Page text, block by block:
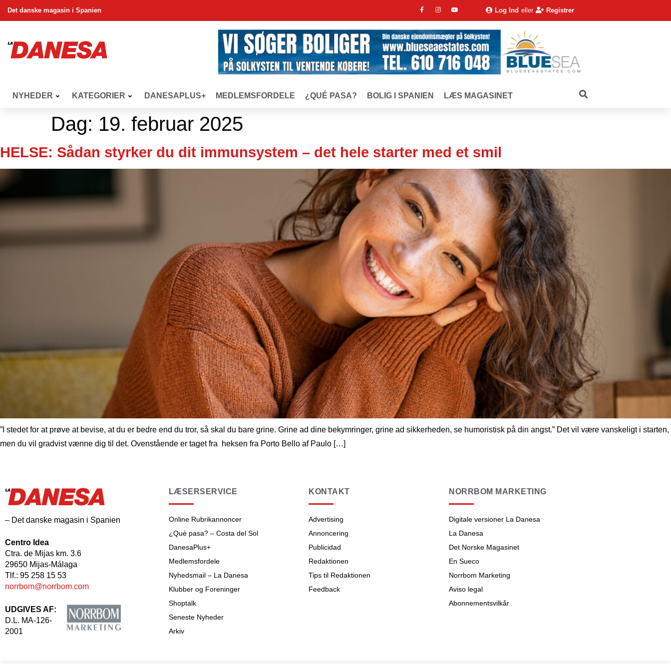
Det danske magasin i Spanien Log Ind eller Registrer
NYHEDER KATEGORIER DANESAPLUS+ MEDLEMSFORDELE ¿QUÉ PASA? BOLIG I SPANIEN LÆS MAGASINET
Dag: 19. februar 2025
HELSE: Sådan styrker du dit immunsystem – det hele starter med et smil
”I stedet for at prøve at bevise, at du er bedre end du tror, så skal du bare grine. Grine ad dine bekymringer, grine ad sikkerheden, se humoristisk på din angst.” Det vil være vanskeligt i starten,
men du vil gradvist vænne dig til det. Ovenstående er taget fra heksen fra Porto Bello af Paulo […]
– Det danske magasin i Spanien
Centro Idea
Ctra. de Mijas km. 3.6
29650 Mijas-Málaga
Tlf.: 95 258 15 53
norrbom@norrbom.com
UDGIVES AF:
D.L. MA-126-
2001
LÆSERSERVICE
Online Rubrikannoncer
¿Qué pasa? – Costa del Sol
DanesaPlus+
Medlemsfordele
Nyhedsmail – La Danesa
Klubber og Foreninger
Shoptalk
Seneste Nyheder
Arkiv
KONTAKT
Advertising
Annoncering
Publicidad
Redaktionen
Tips til Redaktionen
Feedback
NORRBOM MARKETING
Digitale versioner La Danesa
La Danesa
Det Norske Magasinet
En Sueco
Norrbom Marketing
Aviso legal
Abonnementsvilkår